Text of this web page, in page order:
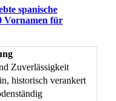
spanische
Vornamen für
Zuverlässigkeit
historisch verankert